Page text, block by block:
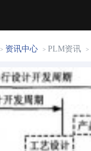
> 资讯中心 > PLM资讯 >